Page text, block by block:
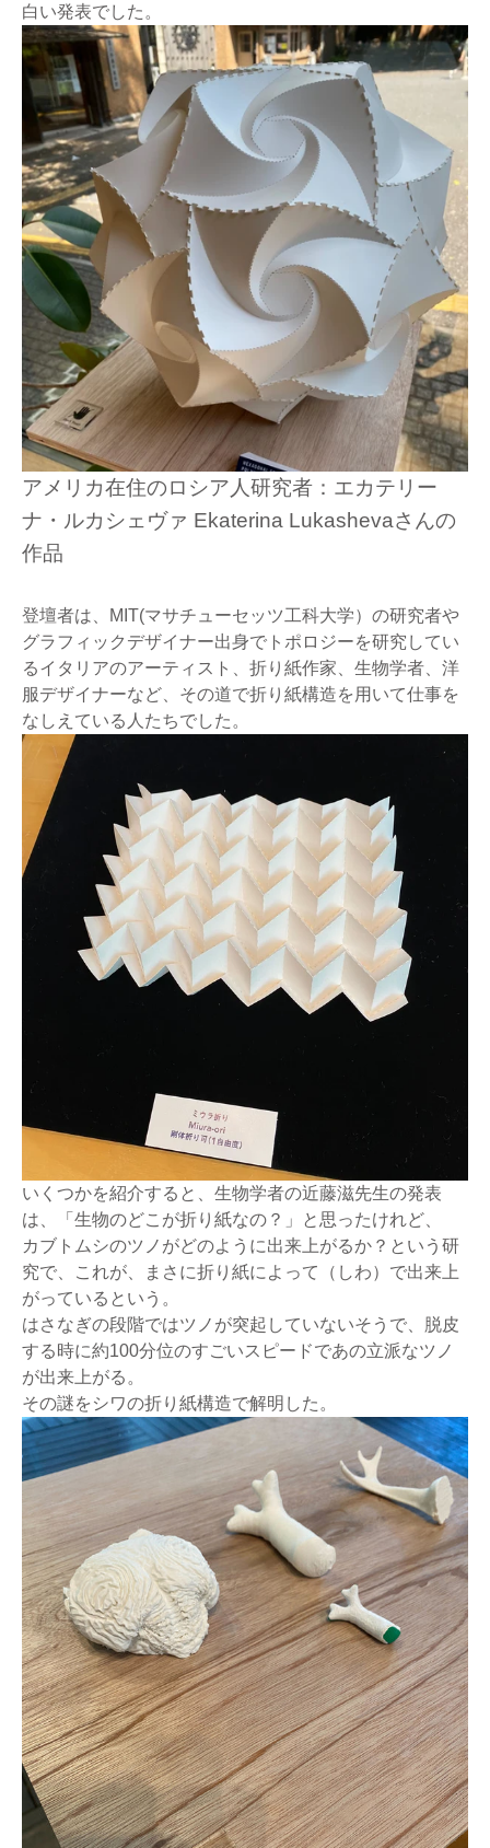
白い発表でした。
アメリカ在住のロシア人研究者：エカテリー
ナ・ルカシェヴァ Ekaterina Lukashevaさんの
作品
登壇者は、MIT(マサチューセッツ工科大学）の研究者や
グラフィックデザイナー出身でトポロジーを研究してい
るイタリアのアーティスト、折り紙作家、生物学者、洋
服デザイナーなど、その道で折り紙構造を用いて仕事を
なしえている人たちでした。
いくつかを紹介すると、生物学者の近藤滋先生の発表
は、「生物のどこが折り紙なの？」と思ったけれど、
カブトムシのツノがどのように出来上がるか？という研
究で、これが、まさに折り紙によって（しわ）で出来上
がっているという。
はさなぎの段階ではツノが突起していないそうで、脱皮
する時に約100分位のすごいスピードであの立派なツノ
が出来上がる。
その謎をシワの折り紙構造で解明した。